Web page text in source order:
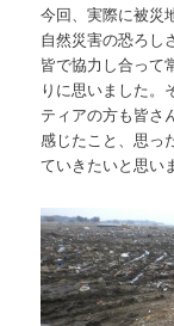
今回、実際に被災
自然災害の恐ろし
皆で協力し合って
りに思いました。
ティアの方も皆さ
感じたこと、思っ
ていきたいと思い